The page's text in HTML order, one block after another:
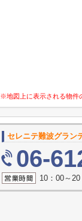
※地図上に表示される物件
セレニテ難波グラン
06-
10：00～